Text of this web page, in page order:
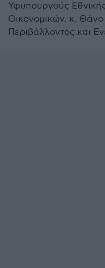
Υφυπουργούς
Οικονομικών, κ. Θάνο
Περιβάλλοντος και